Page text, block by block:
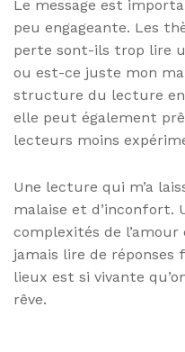
Le message est
peu engageante. Les
perte sont-ils trop lire
ou est-ce juste mon
structure du lecture en
elle peut également
lecteurs moins
Une lecture qui m’a
malaise et d’inconfort.
complexités de
jamais lire de réponses
lieux est si vivante
rêve.